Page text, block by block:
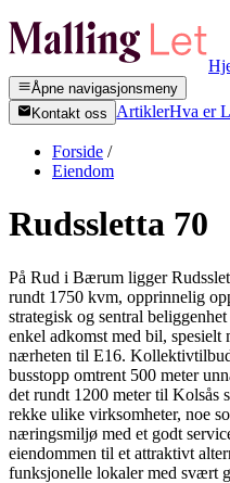
Åpne navigasjonsmeny
Kontakt oss
ArtiklerHva er
Forside /
Eiendom
Rudssletta 70
På Rud i Bærum ligger
rundt 1750 kvm, opprinnelig
strategisk og sentral
enkel adkomst med bil, spesielt
nærheten til E16.
busstopp omtrent 500 meter
det rundt 1200 meter til Kolsås
rekke ulike virksomheter, noe
næringsmiljø med et godt
eiendommen til et attraktivt
funksjonelle lokaler med svært